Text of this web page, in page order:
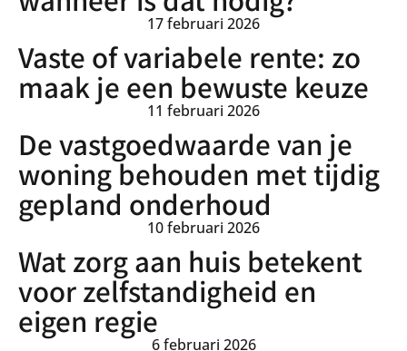
17 februari 2026
Vaste of variabele rente: zo
maak je een bewuste keuze
11 februari 2026
De vastgoedwaarde van je
woning behouden met tijdig
gepland onderhoud
10 februari 2026
Wat zorg aan huis betekent
voor zelfstandigheid en
eigen regie
6 februari 2026